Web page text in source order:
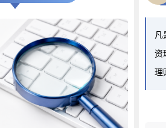
凡
资
理